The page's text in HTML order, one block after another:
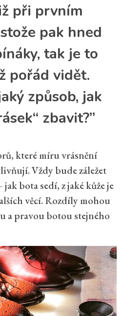
při prvním
pak hned
tak je to
pořád vidět.
způsob, jak
zbavit?”
které míru vrásnění
Vždy bude záležet
bota sedí, z jaké kůže je
věcí. Rozdíly mohou
a pravou botou stejného